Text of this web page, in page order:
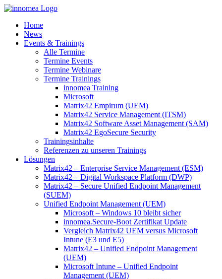
Zum
springenHome
News
Events & Trainings
Alle Termine
Termine Events
Termine Webinare
Termine Trainings
innomea Training
Microsoft
Matrix42 Empirum (UEM)
Matrix42 Service Management (ITSM)
Matrix42 Software Asset Management (SAM)
Matrix42 EgoSecure Security
Trainingsinhalte
Referenzen zu unseren Trainings
Lösungen
Matrix42 – Enterprise Service Management (ESM)
Matrix42 – Digital Workspace Platform (DWP)
Matrix42 – Secure Unified Endpoint Management
(SUEM)
Unified Endpoint Management (UEM)
Microsoft – Windows 10 bleibt sicher
innomea.Secure-Boot Zertifikat Update
Vergleich Matrix42 UEM versus Microsoft
Intune (E3 und E5)
Matrix42 – Unified Endpoint Management
(UEM)
Microsoft Intune – Unified Endpoint
Management (UEM)